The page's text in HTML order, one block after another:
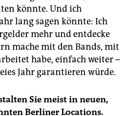
könnte. Und ich
lang sagen könnte: Ich
mehr und entdecke
mache mit den Bands, mit
habe, einfach weiter –
Jahr garantieren würde.
Sie meist in neuen,
Berliner Locations.